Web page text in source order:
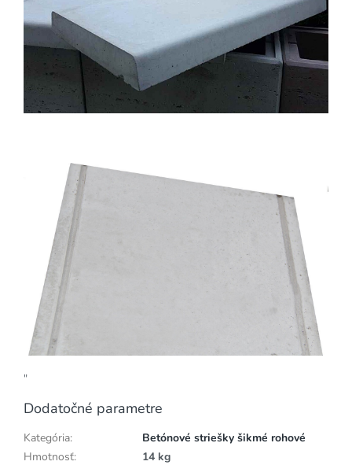
"
Dodatočné parametre
Kategória:
Betónové striešky šikmé rohové
Hmotnosť:
14 kg